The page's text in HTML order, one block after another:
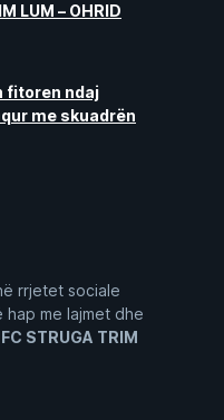
LUM – OHRID
fitoren ndaj
me skuadrën
rrjetet sociale
me lajmet dhe
FC STRUGA TRIM